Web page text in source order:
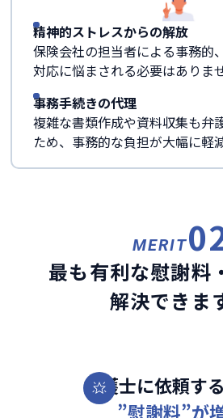
精神的ストレスからの解放
保険会社の担当者による事務的
対応に悩まされる必要はありま
事務手続きの代理
複雑な書類作成や資料収集も弁
ため、事務的な負担が大幅に軽
MERIT
最も有利な慰謝料
解決できま
弁護士に依頼す
”慰謝料”が